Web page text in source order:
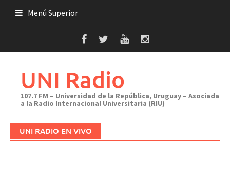
Menú Superior
UNI Radio
107.7 FM – Universidad de la República, Uruguay – Asociada
a la Radio Internacional Universitaria (RIU)
UNI RADIO EN VIVO